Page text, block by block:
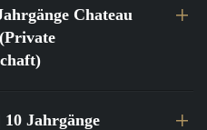
Chateau
10 Jahrgänge